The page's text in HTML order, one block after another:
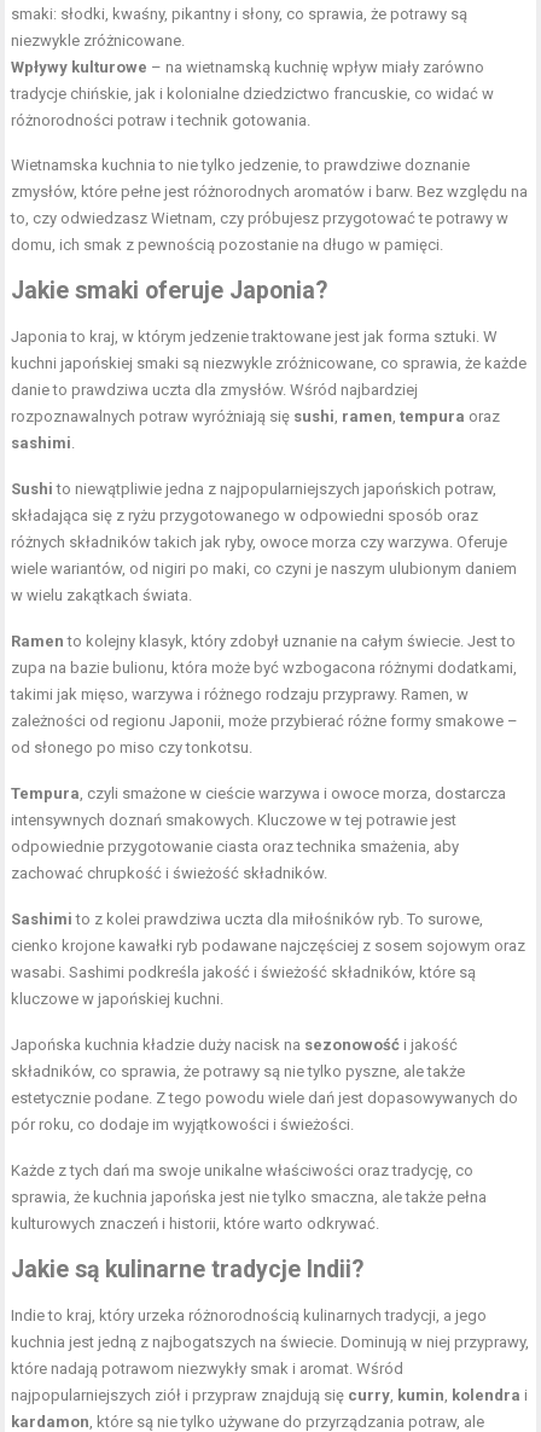
smaki: słodki, kwaśny, pikantny i słony, co sprawia, że potrawy są
niezwykle zróżnicowane.
Wpływy kulturowe – na wietnamską kuchnię wpływ miały zarówno
tradycje chińskie, jak i kolonialne dziedzictwo francuskie, co widać w
różnorodności potraw i technik gotowania.
Wietnamska kuchnia to nie tylko jedzenie, to prawdziwe doznanie
zmysłów, które pełne jest różnorodnych aromatów i barw. Bez względu na
to, czy odwiedzasz Wietnam, czy próbujesz przygotować te potrawy w
domu, ich smak z pewnością pozostanie na długo w pamięci.
Jakie smaki oferuje Japonia?
Japonia to kraj, w którym jedzenie traktowane jest jak forma sztuki. W
kuchni japońskiej smaki są niezwykle zróżnicowane, co sprawia, że każde
danie to prawdziwa uczta dla zmysłów. Wśród najbardziej
rozpoznawalnych potraw wyróżniają się sushi ramen ,tempura oraz
sashimi
Sushi to niewątpliwie jedna z najpopularniejszych japońskich potraw,
składająca się z ryżu przygotowanego w odpowiedni sposób oraz
różnych składników takich jak ryby, owoce morza czy warzywa. Oferuje
wiele wariantów, od nigiri po maki, co czyni je naszym ulubionym daniem
w wielu zakątkach świata.
Ramen to kolejny klasyk, który zdobył uznanie na całym świecie. Jest to
zupa na bazie bulionu, która może być wzbogacona różnymi dodatkami,
takimi jak mięso, warzywa i różnego rodzaju przyprawy. Ramen, w
zależności od regionu Japonii, może przybierać różne formy smakowe –
od słonego po miso czy tonkotsu.
Tempura , czyli smażone w cieście warzywa i owoce morza, dostarcza
intensywnych doznań smakowych. Kluczowe w tej potrawie jest
odpowiednie przygotowanie ciasta oraz technika smażenia, aby
zachować chrupkość i świeżość składników.
Sashimi to z kolei prawdziwa uczta dla miłośników ryb. To surowe,
cienko krojone kawałki ryb podawane najczęściej z sosem sojowym oraz
wasabi. Sashimi podkreśla jakość i świeżość składników, które są
kluczowe w japońskiej kuchni.
Japońska kuchnia kładzie duży nacisk na sezonowość i jakość
składników, co sprawia, że potrawy są nie tylko pyszne, ale także
estetycznie podane. Z tego powodu wiele dań jest dopasowywanych do
pór roku, co dodaje im wyjątkowości i świeżości.
Każde z tych dań ma swoje unikalne właściwości oraz tradycję, co
sprawia, że kuchnia japońska jest nie tylko smaczna, ale także pełna
kulturowych znaczeń i historii, które warto odkrywać.
Jakie są kulinarne tradycje Indii?
Indie to kraj, który urzeka różnorodnością kulinarnych tradycji, a jego
kuchnia jest jedną z najbogatszych na świecie. Dominują w niej przyprawy,
które nadają potrawom niezwykły smak i aromat. Wśród
najpopularniejszych ziół i przypraw znajdują się curry kumin kolendra i
kardamon , które są nie tylko używane do przyrządzania potraw, ale